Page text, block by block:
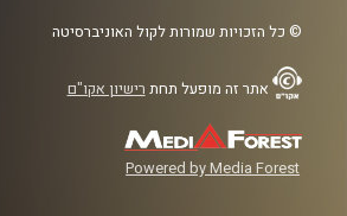
© כל הזכויות שמורות לקול האוניברסיטה
אתר זה מופעל תחת רישיון אקו"ם
Powered by Media Forest